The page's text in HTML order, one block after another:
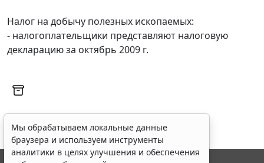
Налог на добычу полезных ископаемых:
- налогоплательщики представляют налоговую
декларацию за октябрь 2009 г.
Мы обрабатываем локальные данные
браузера и используем инструменты
аналитики в целях улучшения и обеспечения